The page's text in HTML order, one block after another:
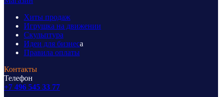
Хиты продаж
Игрушка на движении
Скульптура
Идеи для бизнеса
Правила оплаты
Контакты
Телефон
+7 496 545 33 77